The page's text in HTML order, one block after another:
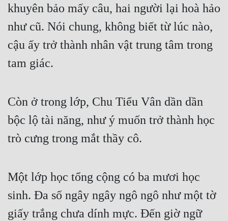
Truyện Nữ
Vô Địch Lưu
Xây Dựng Thế Lực
Đam Mỹ
Đẹp Hiệp
Tính Cách Nhân Vật :
Sát Phạt Quyết Đoán
Vô Sỉ
Điềm Đạm
khuyên bảo mấy câu, hai người lại hoà hảo
như cũ. Nói chung, không biết từ lúc nào,
cậu ấy trở thành nhân vật trung tâm trong
tam giác.
Còn ở trong lớp, Chu Tiểu Vân dần dần
bộc lộ tài năng, như ý muốn trở thành học
trò cưng trong mắt thầy cô.
Một lớp học tổng cộng có ba mươi học
sinh. Đa số ngây ngây ngô ngô như một tờ
giấy trắng chưa dính mực. Đến giờ ngữ